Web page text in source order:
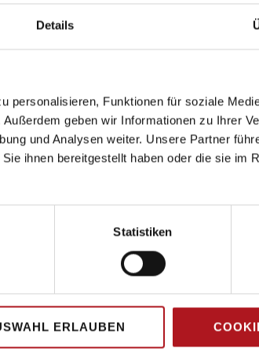
Details
personalisieren, Funktionen für soziale
geben wir Informationen zu Ihrer
und Analysen weiter. Unsere Partner
ihnen bereitgestellt haben oder die sie im
Statistiken
ERLAUBEN